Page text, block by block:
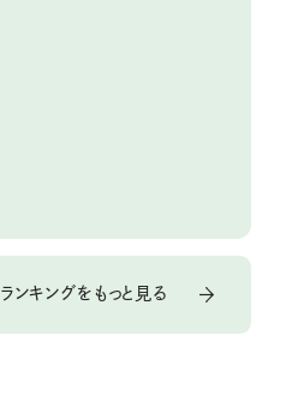
ランキングをもっと見る